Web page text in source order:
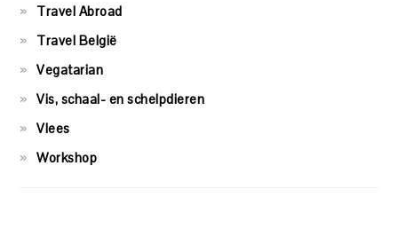
Travel Abroad
Travel België
Vegatarian
Vis, schaal- en schelpdieren
Vlees
Workshop